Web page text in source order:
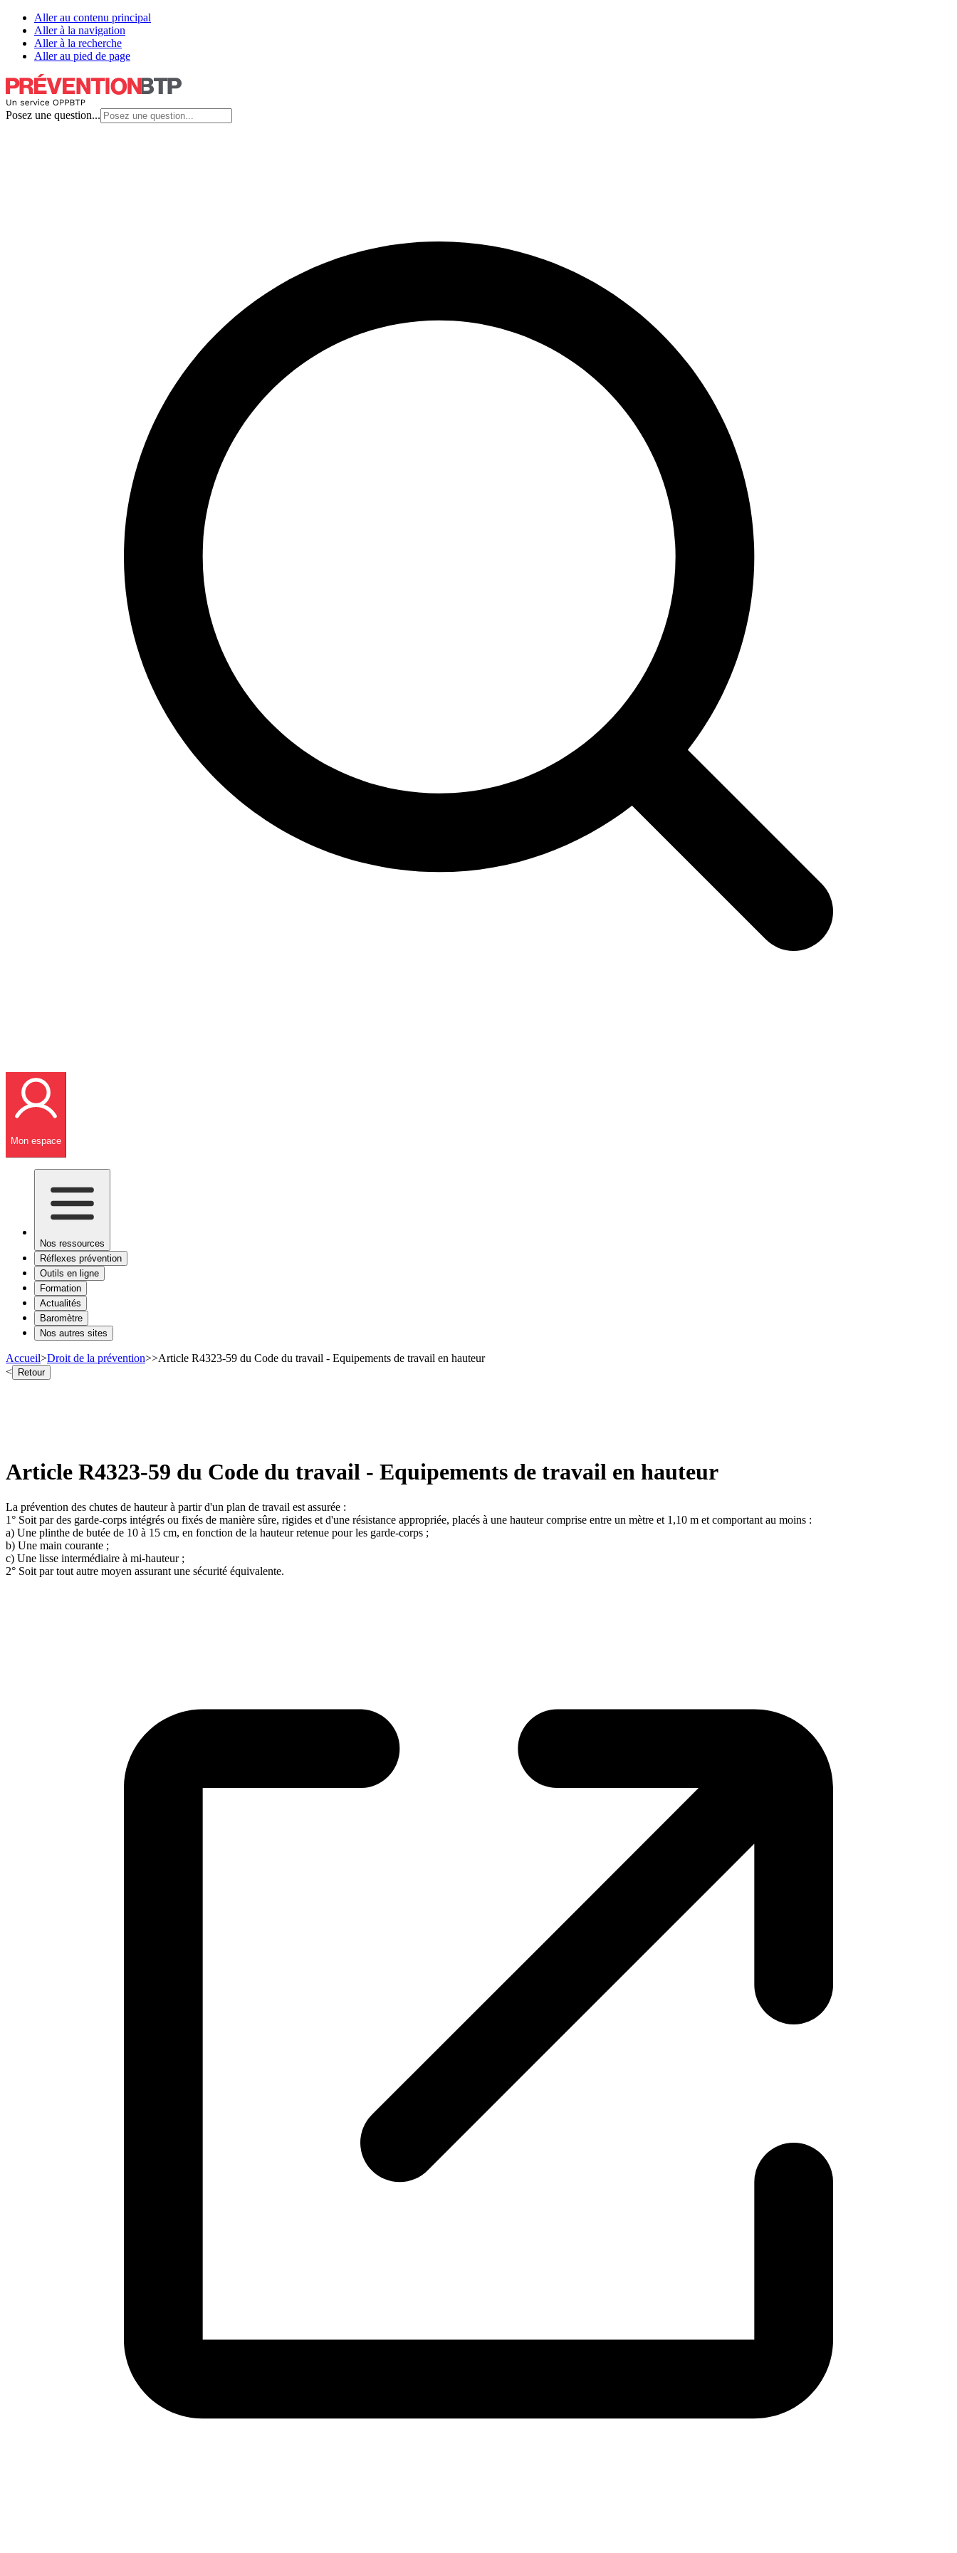
Aller au contenu principal
Aller à la navigation
Aller à la recherche
Aller au pied de page
Posez une question...
Mon espace
Nos ressources
Réflexes prévention
Outils en ligne
Formation
Actualités
Baromètre
Nos autres sites
Accueil>Droit de la prévention>>Article R4323-59 du Code du travail - Equipements de travail en hauteur
< Retour
Article R4323-59 du Code du travail - Equipements de travail en hauteur
La prévention des chutes de hauteur à partir d'un plan de travail est assurée :
1° Soit par des garde-corps intégrés ou fixés de manière sûre, rigides et d'une résistance appropriée, placés à une hauteur comprise entre un mètre et 1,10 m et comportant au moins :
a) Une plinthe de butée de 10 à 15 cm, en fonction de la hauteur retenue pour les garde-corps ;
b) Une main courante ;
c) Une lisse intermédiaire à mi-hauteur ;
2° Soit par tout autre moyen assurant une sécurité équivalente.